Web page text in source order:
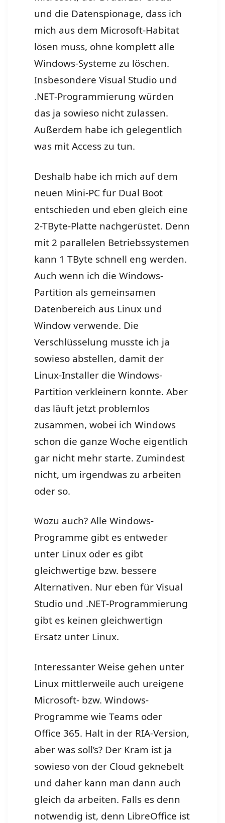
und die Datenspionage, dass ich
mich aus dem Microsoft-Habitat
lösen muss, ohne komplett alle
Windows-Systeme zu löschen.
Insbesondere Visual Studio und
.NET-Programmierung würden
das ja sowieso nicht zulassen.
Außerdem habe ich gelegentlich
was mit Access zu tun.
Deshalb habe ich mich auf dem
neuen Mini-PC für Dual Boot
entschieden und eben gleich eine
2-TByte-Platte nachgerüstet. Denn
mit 2 parallelen Betriebssystemen
kann 1 TByte schnell eng werden.
Auch wenn ich die Windows-
Partition als gemeinsamen
Datenbereich aus Linux und
Window verwende. Die
Verschlüsselung musste ich ja
sowieso abstellen, damit der
Linux-Installer die Windows-
Partition verkleinern konnte. Aber
das läuft jetzt problemlos
zusammen, wobei ich Windows
schon die ganze Woche eigentlich
gar nicht mehr starte. Zumindest
nicht, um irgendwas zu arbeiten
oder so.
Wozu auch? Alle Windows-
Programme gibt es entweder
unter Linux oder es gibt
gleichwertige bzw. bessere
Alternativen. Nur eben für Visual
Studio und .NET-Programmierung
gibt es keinen gleichwertign
Ersatz unter Linux.
Interessanter Weise gehen unter
Linux mittlerweile auch ureigene
Microsoft- bzw. Windows-
Programme wie Teams oder
Office 365. Halt in der RIA-Version,
aber was soll’s? Der Kram ist ja
sowieso von der Cloud geknebelt
und daher kann man dann auch
gleich da arbeiten. Falls es denn
notwendig ist, denn LibreOffice ist